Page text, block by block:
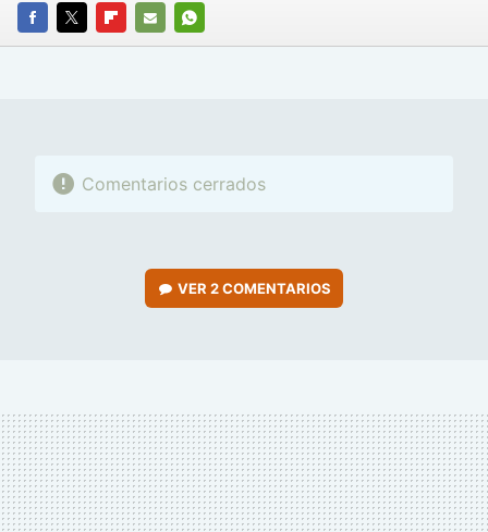
FACEBOOK
TWITTERFLIPBOARD
E-
WHATSAPP
Comentarios cerrados
VER2 COMENTARIOS